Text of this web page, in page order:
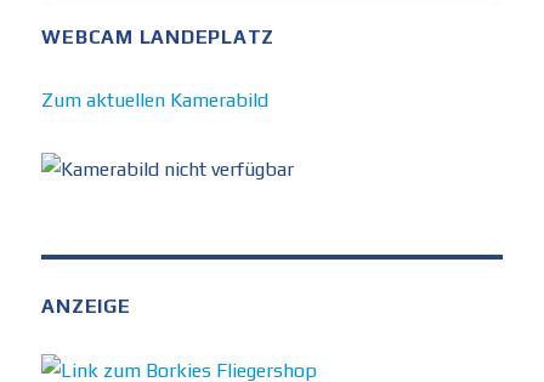
WEBCAM LANDEPLATZ
Zum aktuellen Kamerabild
ANZEIGE